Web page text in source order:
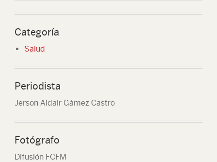
Categoría
Salud
Periodista
Jerson Aldair Gámez Castro
Fotógrafo
Difusión FCFM